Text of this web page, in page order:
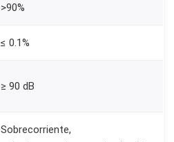
>90%
≤ 0.1%
≥ 90 dB
Sobrecorriente,